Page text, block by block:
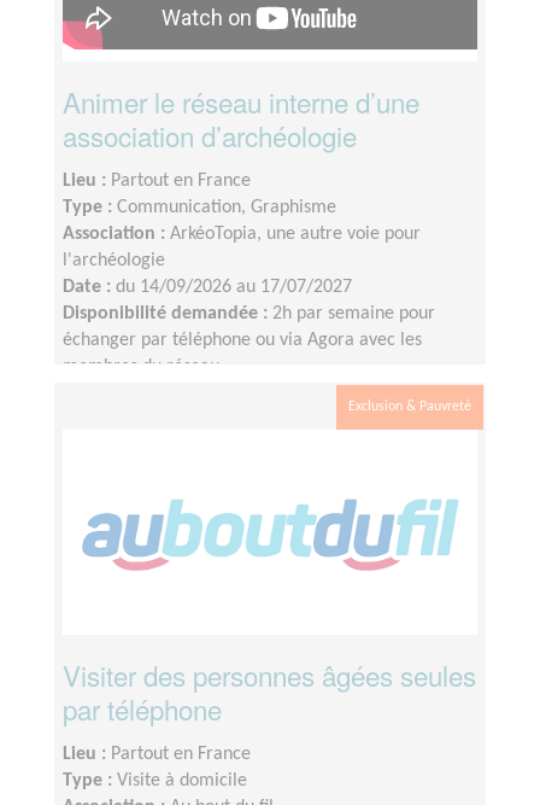
Animer le réseau interne d’une
association d’archéologie
Lieu : Partout en France
Type : Communication, Graphisme
Association : ArkéoTopia, une autre voie pour
l'archéologie
Date : du 14/09/2026 au 17/07/2027
Disponibilité demandée : 2h par semaine pour
échanger par téléphone ou via Agora avec les
membres du réseau
Exclusion & Pauvreté
Visiter des personnes âgées seules
par téléphone
Lieu : Partout en France
Type : Visite à domicile